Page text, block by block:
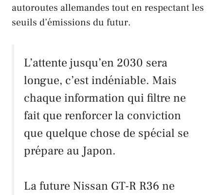
autoroutes allemandes tout en respectant les
seuils d’émissions du futur.
L’attente jusqu’en 2030 sera
longue, c’est indéniable. Mais
chaque information qui filtre ne
fait que renforcer la conviction
que quelque chose de spécial se
prépare au Japon.
La future Nissan GT-R R36 ne